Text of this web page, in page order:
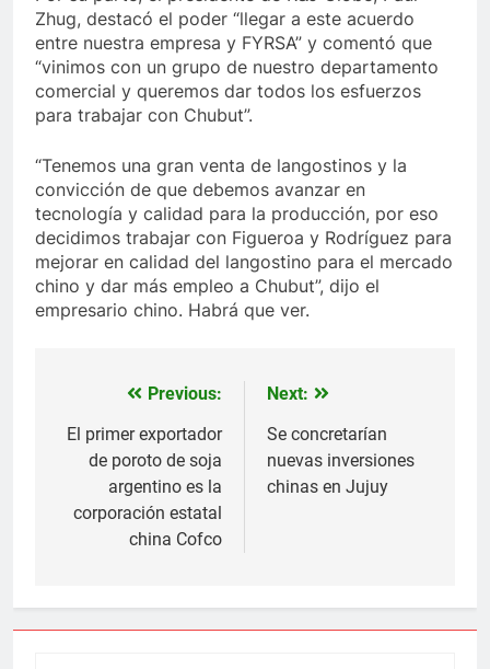
Zhug, destacó el poder “llegar a este acuerdo
entre nuestra empresa y FYRSA” y comentó que
“vinimos con un grupo de nuestro departamento
comercial y queremos dar todos los esfuerzos
para trabajar con Chubut”.
“Tenemos una gran venta de langostinos y la
convicción de que debemos avanzar en
tecnología y calidad para la producción, por eso
decidimos trabajar con Figueroa y Rodríguez para
mejorar en calidad del langostino para el mercado
chino y dar más empleo a Chubut”, dijo el
empresario chino. Habrá que ver.
Navegación
de
entradas
Previous:
El primer exportador
de poroto de soja
argentino es la
corporación estatal
china Cofco
Next:
Se concretarían
nuevas inversiones
chinas en Jujuy